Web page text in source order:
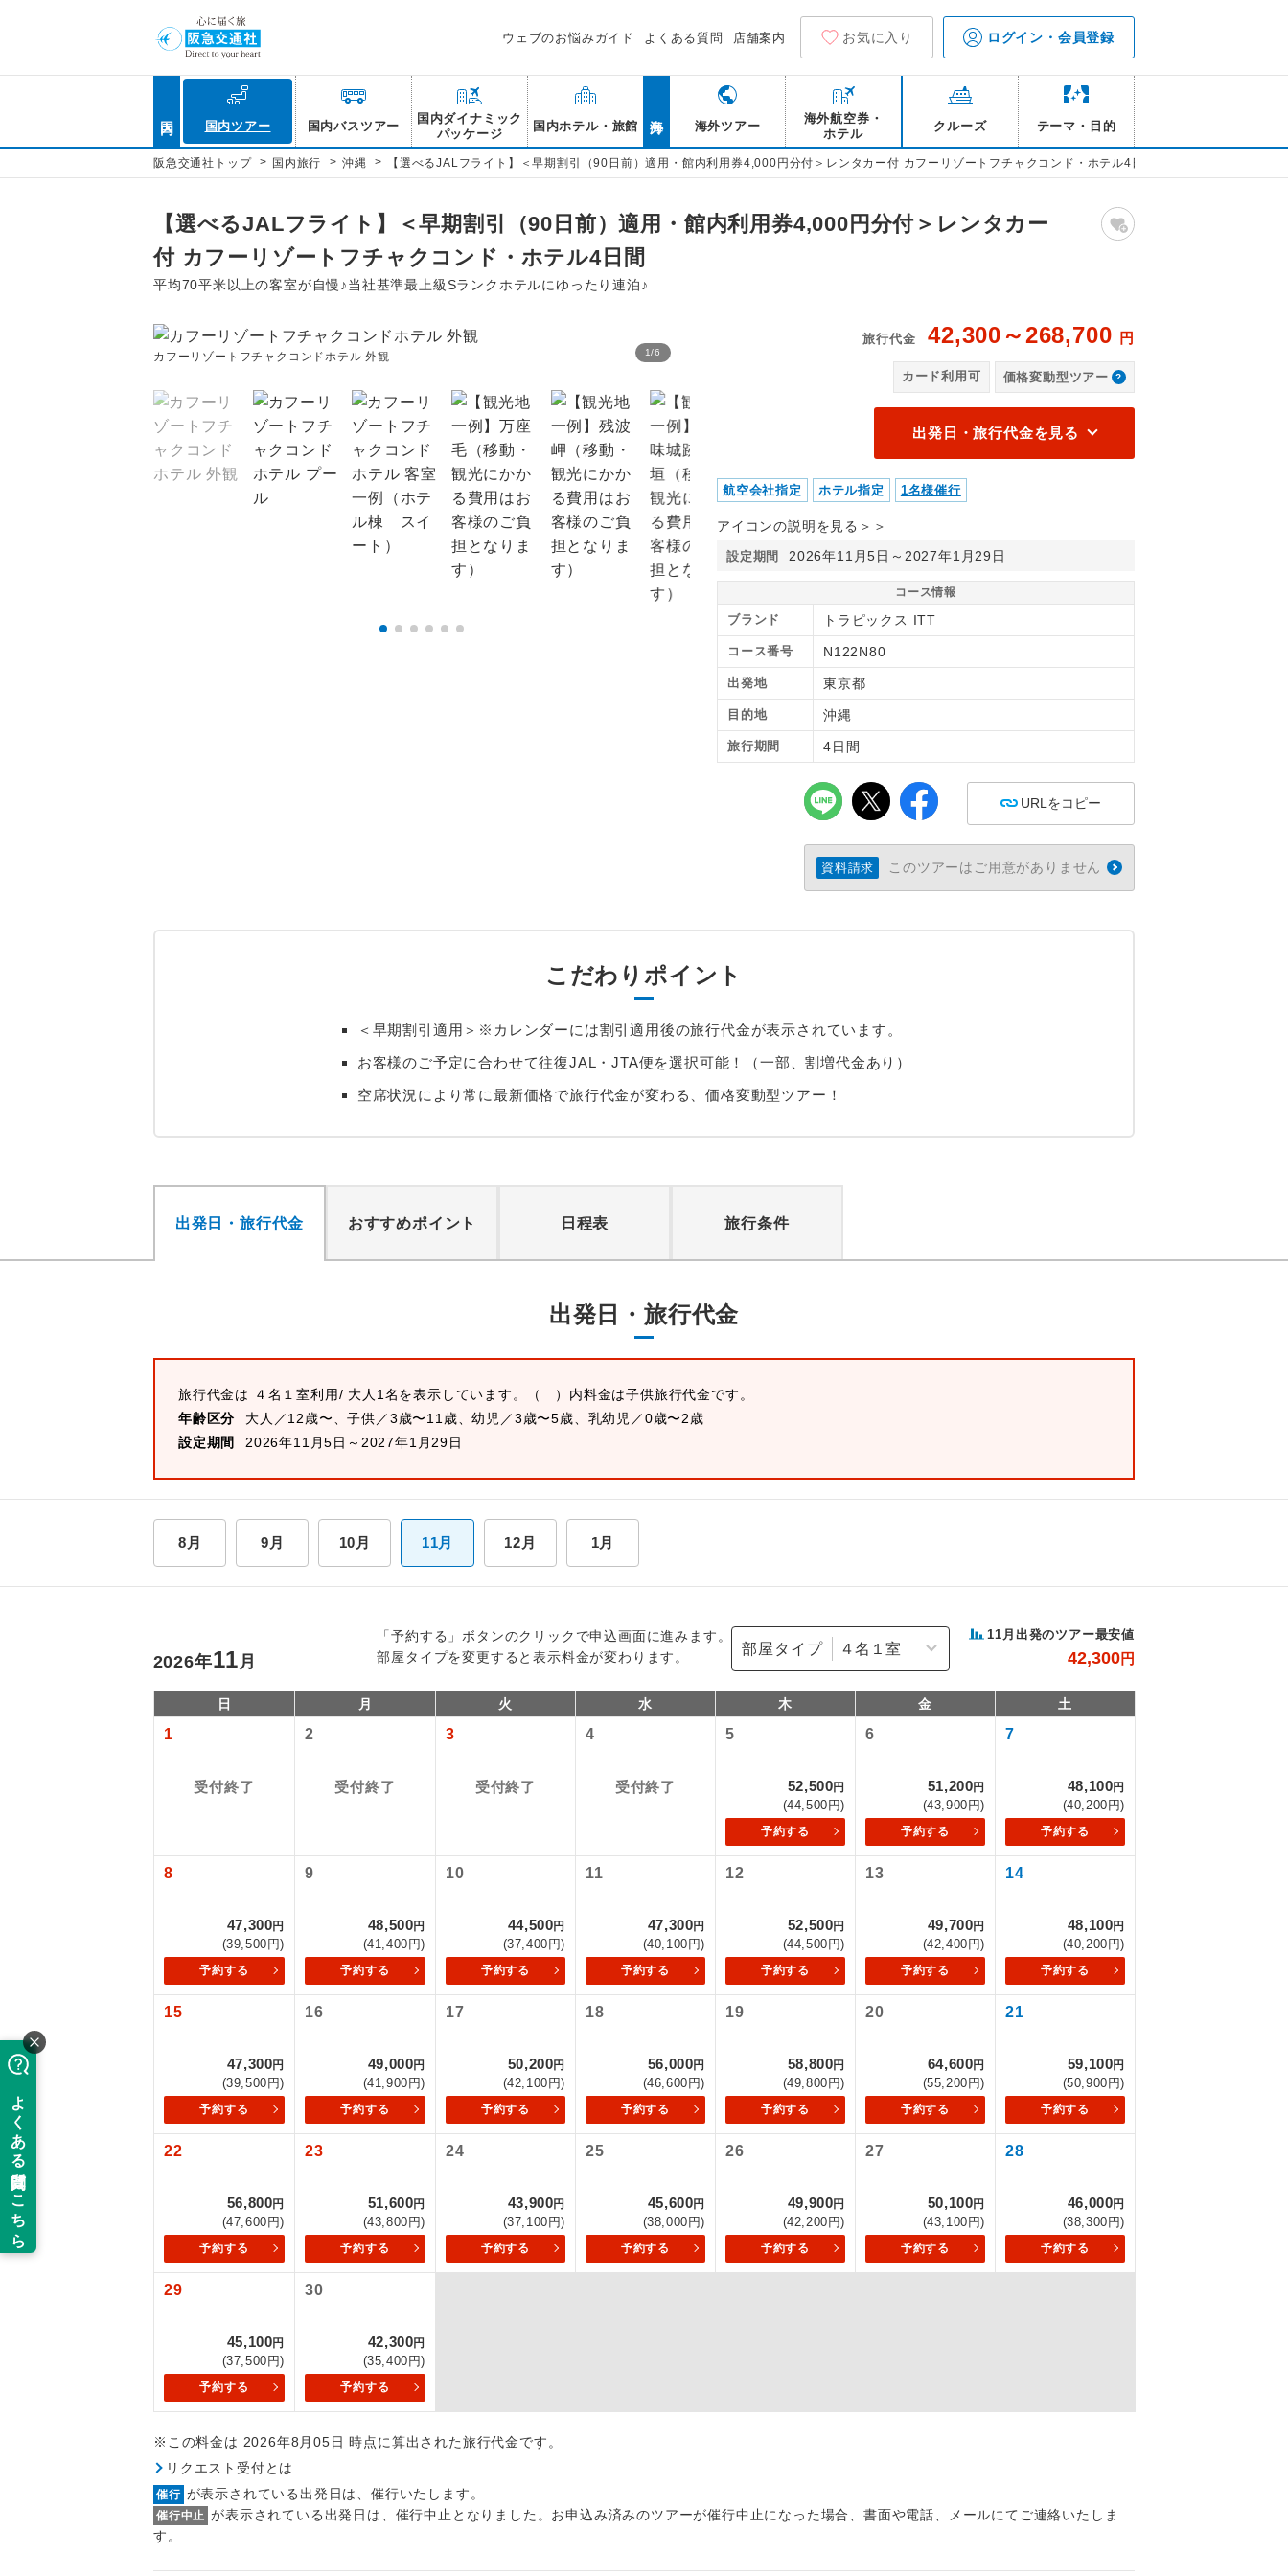
ウェブのお悩みガイド よくある質問 店舗案内 お気に入り ログイン・会員登録
国内ツアー 国内バスツアー
国内ダイナミック
パッケージ
国内ホテル・旅館 海外ツアー
海外航空券・
ホテル
クルーズ テーマ・目的
阪急交通社トップ > 国内旅行 > 沖縄 > 【選べるJALフライト】＜早期割引（90日前）適用・館内利用券4,000円分付＞レンタカー付 カフーリゾートフチャクコンド・ホテル4日間
【選べるJALフライト】＜早期割引（90日前）適用・館内利用券4,000円分付＞レンタカー
付 カフーリゾートフチャクコンド・ホテル4日間
平均70平米以上の客室が自慢♪当社基準最上級Sランクホテルにゆったり連泊♪
1/6
カフーリゾートフチャクコンドホテル 外観
旅行代金 42,300～268,700 円
カード利用可 価格変動型ツアー
出発日・旅行代金を見る
航空会社指定 ホテル指定 1名様催行
アイコンの説明を見る＞＞
設定期間 2026年11月5日～2027年1月29日
コース情報
ブランド トラピックス ITT
コース番号 N122N80
出発地 東京都
目的地 沖縄
旅行期間 4日間
URLをコピー
資料請求 このツアーはご用意がありません
こだわりポイント
＜早期割引適用＞※カレンダーには割引適用後の旅行代金が表示されています。
お客様のご予定に合わせて往復JAL・JTA便を選択可能！（一部、割増代金あり）
空席状況により常に最新価格で旅行代金が変わる、価格変動型ツアー！
出発日・旅行代金 おすすめポイント 日程表 旅行条件
出発日・旅行代金
旅行代金は ４名１室利用/ 大人1名を表示しています。
（ ）内料金は子供旅行代金です。
年齢区分
大人／12歳〜、子供／3歳〜11歳、幼児／3歳〜5歳、乳幼児／0歳〜2歳
設定期間
2026年11月5日～2027年1月29日
8月 9月 10月 11月 12月 1月
「予約する」ボタンのクリックで申込画面に進みます。
部屋タイプを変更すると表示料金が変わります。
部屋タイプ
11 月出発のツアー最安値
42,300円
2026年11 月
日 月 火 水 木 金 土
1
受付終了
2
受付終了
3
受付終了
4
受付終了
5
52,500円
(44,500円)
予約する
6
51,200円
(43,900円)
予約する
7
48,100円
(40,200円)
予約する
8
47,300円
(39,500円)
予約する
9
48,500円
(41,400円)
予約する
10
44,500円
(37,400円)
予約する
11
47,300円
(40,100円)
予約する
12
52,500円
(44,500円)
予約する
13
49,700円
(42,400円)
予約する
14
48,100円
(40,200円)
予約する
15
47,300円
(39,500円)
予約する
16
49,000円
(41,900円)
予約する
17
50,200円
(42,100円)
予約する
18
56,000円
(46,600円)
予約する
19
58,800円
(49,800円)
予約する
20
64,600円
(55,200円)
予約する
21
59,100円
(50,900円)
予約する
22
56,800円
(47,600円)
予約する
23
51,600円
(43,800円)
予約する
24
43,900円
(37,100円)
予約する
25
45,600円
(38,000円)
予約する
26
49,900円
(42,200円)
予約する
27
50,100円
(43,100円)
予約する
28
46,000円
(38,300円)
予約する
29
45,100円
(37,500円)
予約する
30
42,300円
(35,400円)
予約する
※この料金は 2026年8月05日 時点に算出された旅行代金です。
リクエスト受付とは
催行 が表示されている出発日は、催行いたします。
催行中止 が表示されている出発日は、催行中止となりました。お申込み済みのツアーが催行中止になった場合、書面や電話、メールにてご連絡いたしま
す。
「価格変動型ツアー」に関するご案内
航空会社が設定する「個人包括旅行運賃」を利用したツアーです。
お申し込み時期・ご利用便の空席状況によって料金が変動いたします。
以下の注意事項をあらかじめご了承いただきますようお願いいたします。
お支払いについて
お支払いは、クレジットカード決済のみとなります。
お申し込みの最後にクレジットカード決済をしていただき、決済手続き完了をもちまして、
ご旅行の契約が成立となります。
ウェブ限定コースとなりますので、コールセンター及びカウンターでのお申し込みはできま
せん。
アイコン 説明
添乗員同行
往路出発空港（駅）から復路到着空港（駅）まで同行しま
現地添乗員同行
現地到着空港（駅）から最終日出発空港（駅）まで添乗員が
同行します。
バスガイド乗務 バスガイドが乗務し、車内での観光案内があります。
世界遺産
ユネスコに登録されている文化遺産や自然遺産を訪ねるコー
スです。
温泉
露天風呂